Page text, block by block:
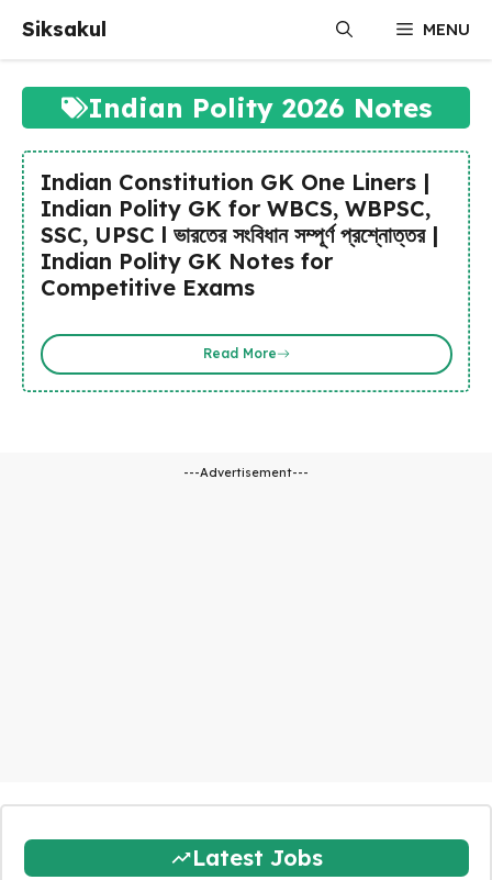
content
Siksakul MENU
Indian Polity 2026 Notes
Indian Constitution GK One Liners |
Indian Polity GK for WBCS, WBPSC,
SSC, UPSC l ভারতের সংবিধান সম্পূর্ণ প্রশ্নোত্তর |
Indian Polity GK Notes for
Competitive Exams
Read More
---Advertisement---
Latest Jobs